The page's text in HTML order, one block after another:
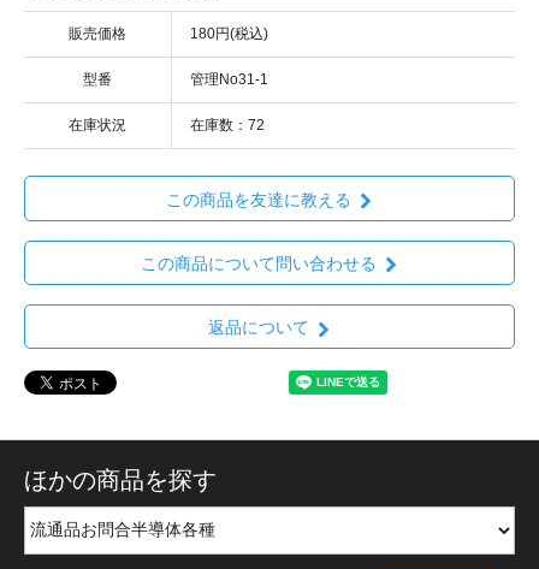
販売価格 180円(税込)
型番 管理No31-1
在庫状況 在庫数：72
この商品を友達に教える
この商品について問い合わせる
返品について
ほかの商品を探す